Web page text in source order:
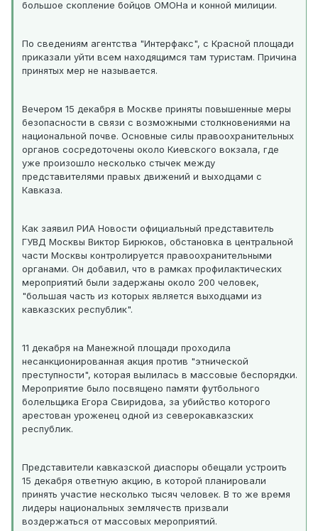
большое скопление бойцов ОМОНа и конной милиции.
По сведениям агентства "Интерфакс", с Красной площади
приказали уйти всем находящимся там туристам. Причина
принятых мер не называется.
Вечером 15 декабря в Москве приняты повышенные меры
безопасности в связи с возможными столкновениями на
национальной почве. Основные силы правоохранительных
органов сосредоточены около Киевского вокзала, где
уже произошло несколько стычек между
представителями правых движений и выходцами с
Кавказа.
Как заявил РИА Новости официальный представитель
ГУВД Москвы Виктор Бирюков, обстановка в центральной
части Москвы контролируется правоохранительными
органами. Он добавил, что в рамках профилактических
мероприятий были задержаны около 200 человек,
"большая часть из которых является выходцами из
кавказских республик".
11 декабря на Манежной площади проходила
несанкционированная акция против "этнической
преступности", которая вылилась в массовые беспорядки.
Мероприятие было посвящено памяти футбольного
болельщика Егора Свиридова, за убийство которого
арестован уроженец одной из северокавказских
республик.
Представители кавказской диаспоры обещали устроить
15 декабря ответную акцию, в которой планировали
принять участие несколько тысяч человек. В то же время
лидеры национальных землячеств призвали
воздержаться от массовых мероприятий.